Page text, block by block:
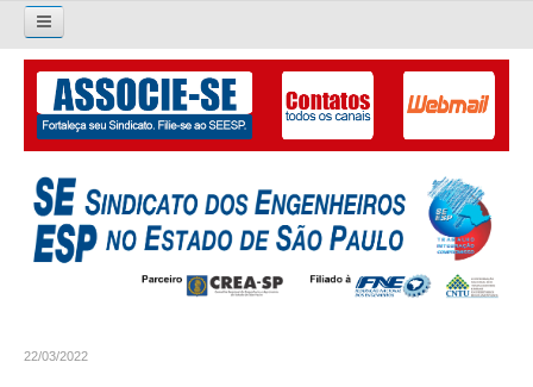
Pesquisar...
O SINDICATO
APRESENTAÇÃO
PALAVRA DO PRESIDENTE
22/03/2022